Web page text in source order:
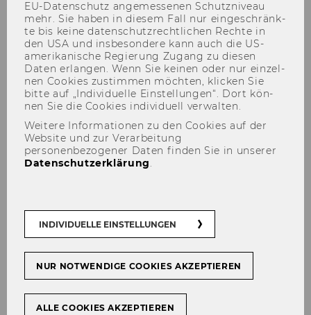
Angelika Höllebauer
Englisch verfügbar.
EU-​Datenschutz an­ge­mes­se­nen Schutz­ni­veau
mehr. Sie haben in die­sem Fall nur ein­ge­schränk­
te bis keine da­ten­schutz­recht­li­chen Rech­te in
den USA und ins­be­son­de­re kann auch die US-​
amerikanische Re­gie­rung Zu­gang zu die­sen
Daten er­lan­gen. Wenn Sie kei­nen oder nur ein­zel­
nen Coo­kies zu­stim­men möch­ten, kli­cken Sie
bitte auf „In­di­vi­du­el­le Ein­stel­lun­gen“. Dort kön­
nen Sie die Coo­kies in­di­vi­du­ell ver­wal­ten.
Weitere Informationen zu den Cookies auf der
Website und zur Verarbeitung
personenbezogener Daten finden Sie in unserer
Datenschutzerklärung
INDIVIDUELLE EINSTELLUNGEN
NUR NOTWENDIGE COOKIES AKZEPTIEREN
ALLE COOKIES AKZEPTIEREN